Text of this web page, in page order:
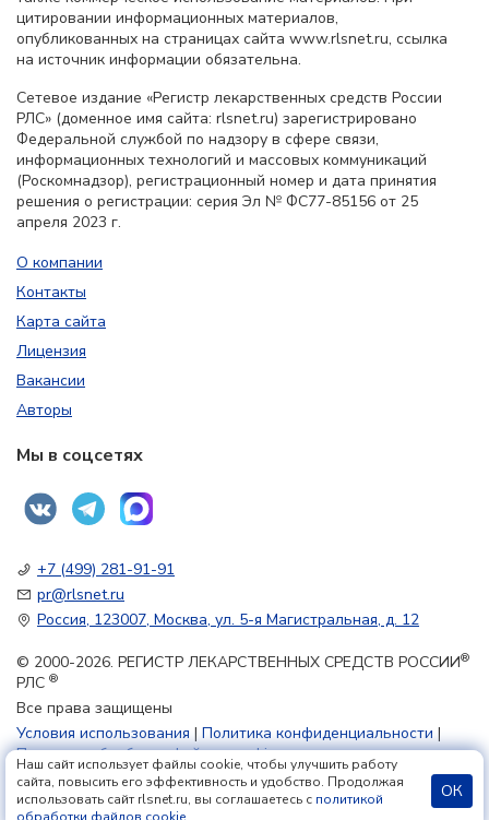
цитировании информационных материалов,
опубликованных на страницах сайта www.rlsnet.ru, ссылка
на источник информации обязательна.
Сетевое издание «Регистр лекарственных средств России
РЛС» (доменное имя сайта: rlsnet.ru) зарегистрировано
Федеральной службой по надзору в сфере связи,
информационных технологий и массовых коммуникаций
(Роскомнадзор), регистрационный номер и дата принятия
решения о регистрации: серия Эл № ФС77-85156 от 25
апреля 2023 г.
О компании
Контакты
Карта сайта
Лицензия
Вакансии
Авторы
Мы в соцсетях
+7 (499) 281-91-91
pr@rlsnet.ru
Россия, 123007, Москва, ул. 5-я Магистральная, д. 12
© 2000-2026. РЕГИСТР ЛЕКАРСТВЕННЫХ СРЕДСТВ РОССИИ®
РЛС ®
Все права защищены
Условия использования | Политика конфиденциальности |
Политика обработки файлов cookie
18+
Наш сайт использует файлы cookie, чтобы улучшить работу
сайта, повысить его эффективность и удобство. Продолжая
использовать сайт rlsnet.ru, вы соглашаетесь с политикой
ОК